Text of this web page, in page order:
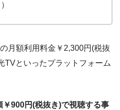
月額利用料金￥2,300円(税抜
TVといったプラットフォーム
900円(税抜き)で視聴する事